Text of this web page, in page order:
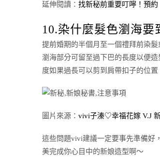
延伸閱讀： 找新秘前重要叮嚀！預約
10.染什麼髮色瀏海要
提前婚期的半個月至一個禮拜前染
瀏海部分可留至過下巴的長度以便
度如果過長可以剪到肩帶扣子的位
圖片來源： vivi子溱♡幸福花嫁 V.J
這些問題vivi建議一定要事先準備好
美完成你心目中的新娘造型啊～